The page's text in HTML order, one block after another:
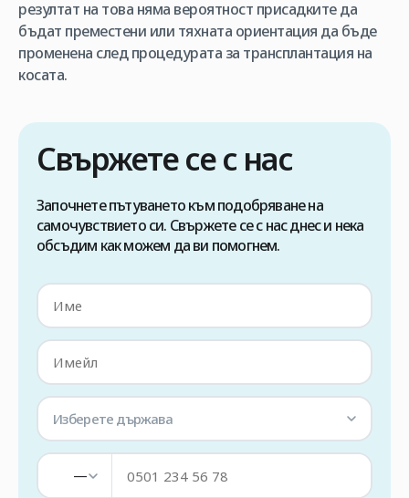
резултат на това няма вероятност присадките да
бъдат преместени или тяхната ориентация да бъде
променена след процедурата за трансплантация на
косата.
Свържете се с нас
Започнете пътуването към подобряване на
самочувствието си. Свържете се с нас днес и нека
обсъдим как можем да ви помогнем.
Изберете държава
—